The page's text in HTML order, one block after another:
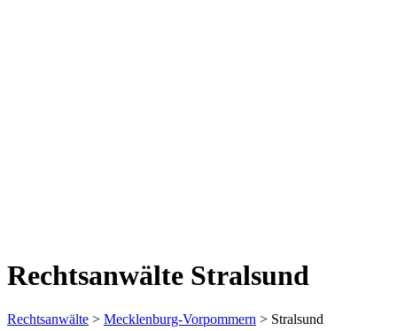
Rechtsanwälte Stralsund
Rechtsanwälte > Mecklenburg-Vorpommern > Stralsund